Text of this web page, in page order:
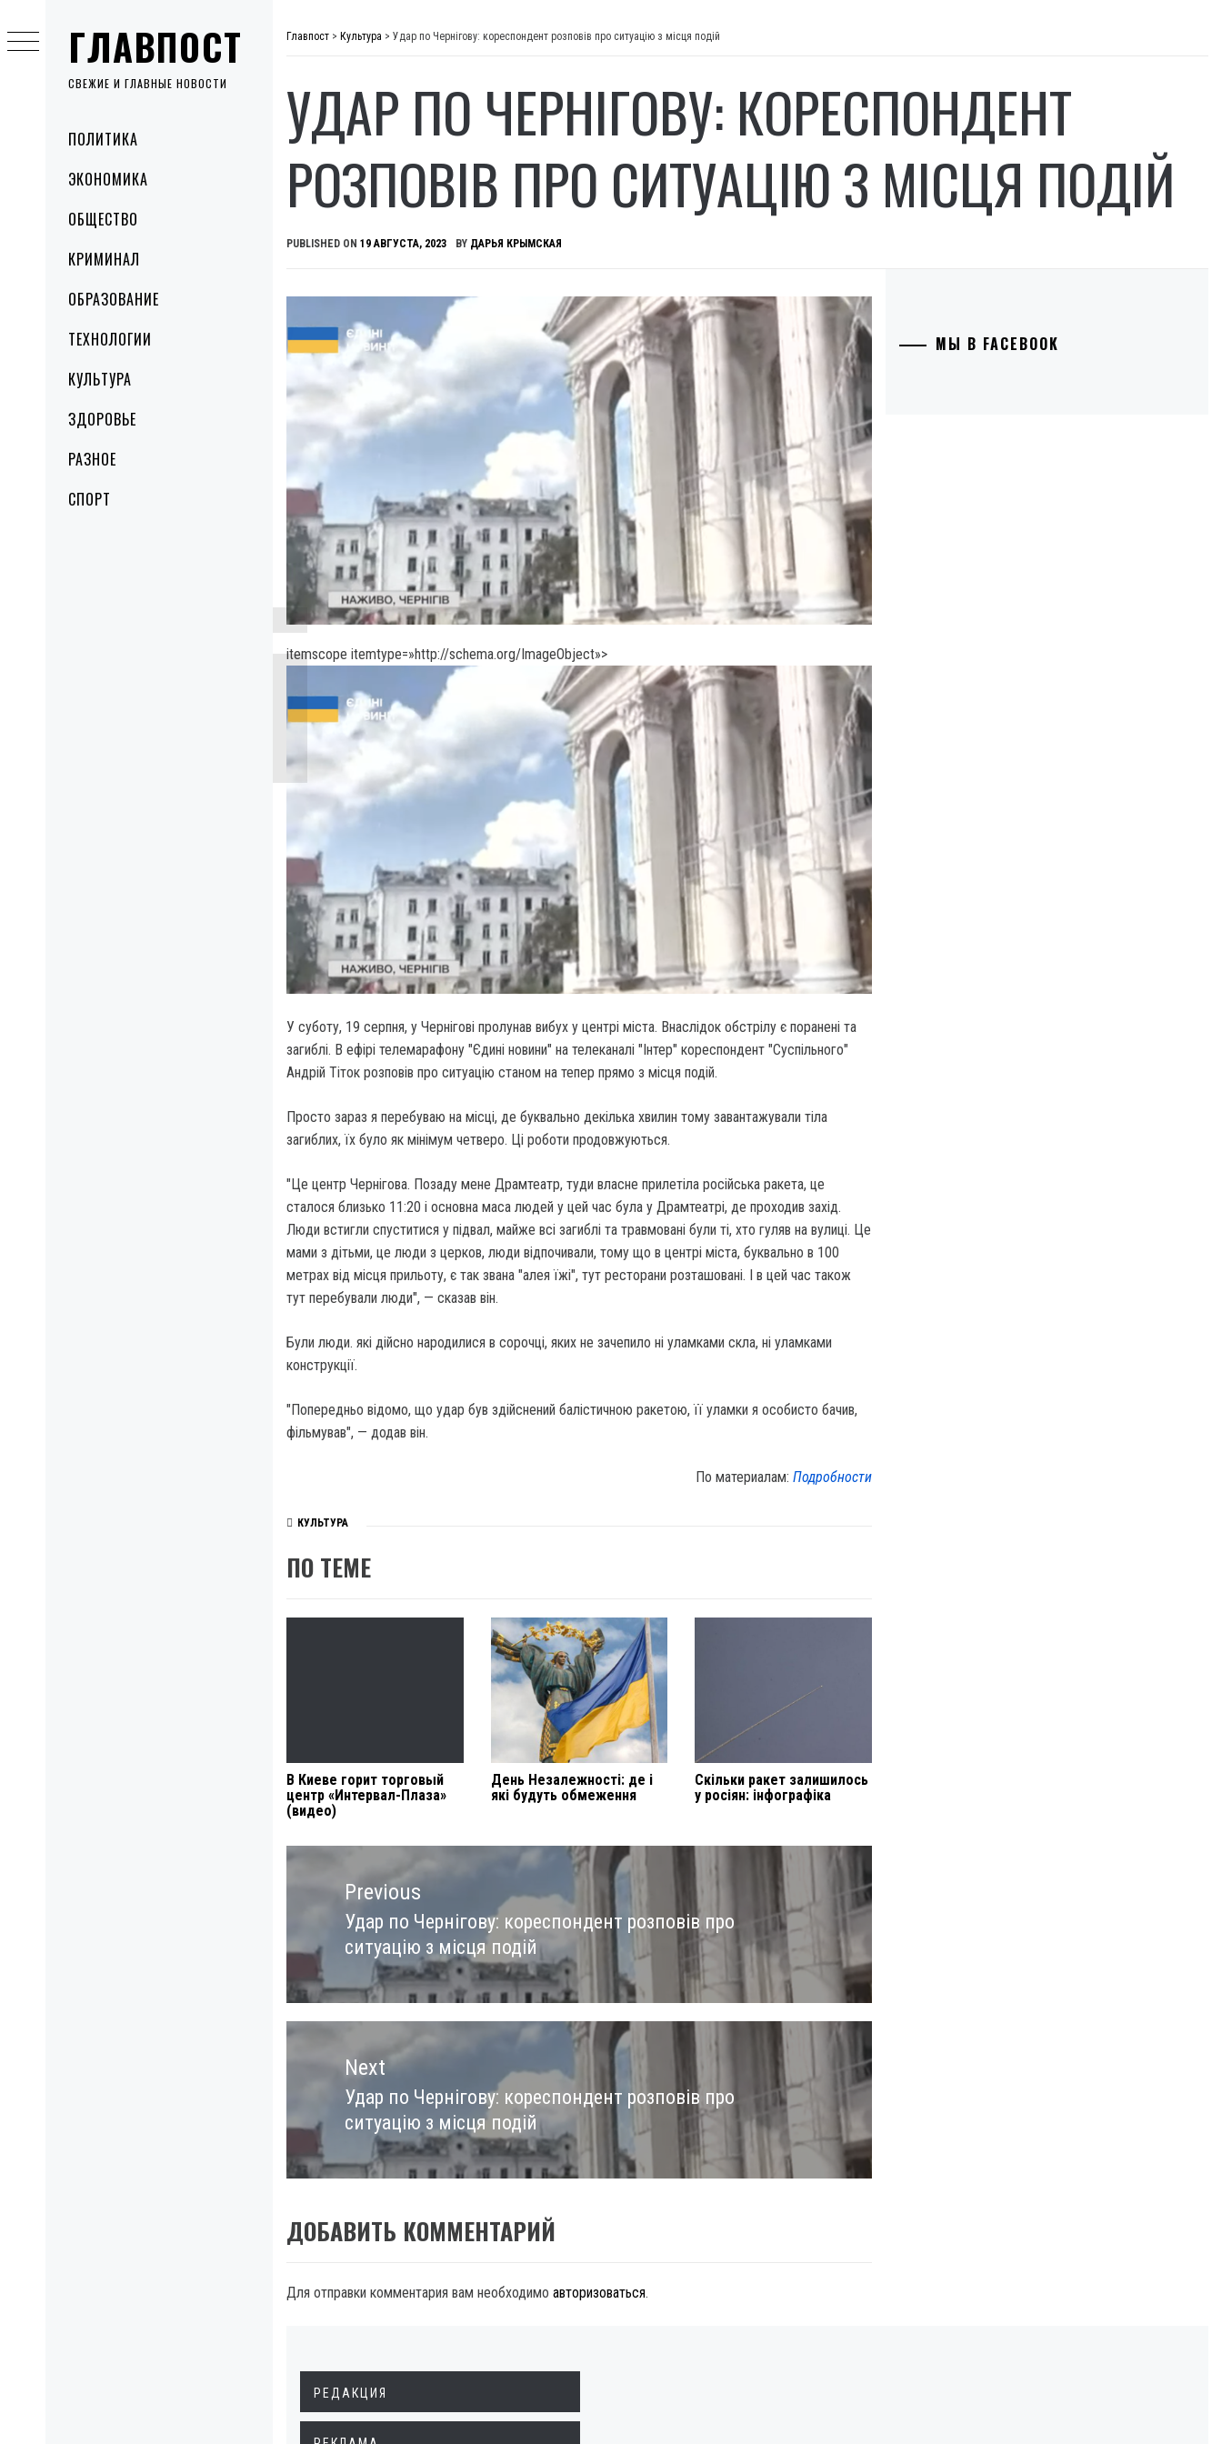
ГЛАВПОСТ
СВЕЖИЕ И ГЛАВНЫЕ НОВОСТИ
MenuПОЛИТИКА
ЭКОНОМИКА
ОБЩЕСТВО
КРИМИНАЛ
ОБРАЗОВАНИЕ
ТЕХНОЛОГИИ
КУЛЬТУРА
ЗДОРОВЬЕ
РАЗНОЕ
СПОРТ
to
content
Главпост > Культура > Удар по Чернігову: кореспондент розповів про ситуацію з місця подій
УДАР ПО ЧЕРНІГОВУ: КОРЕСПОНДЕНТ
РОЗПОВІВ ПРО СИТУАЦІЮ З МІСЦЯ ПОДІЙ
PUBLISHED ON 19 АВГУСТА, 2023 BY ДАРЬЯ КРЫМСКАЯ
itemscope itemtype=»http://schema.org/ImageObject»>
У суботу, 19 серпня, у Чернігові пролунав вибух у центрі міста. Внаслідок обстрілу є поранені та
загиблі. В ефірі телемарафону "Єдині новини" на телеканалі "Інтер" кореспондент "Суспільного"
Андрій Тіток розповів про ситуацію станом на тепер прямо з місця подій.
Просто зараз я перебуваю на місці, де буквально декілька хвилин тому завантажували тіла
загиблих, їх було як мінімум четверо. Ці роботи продовжуються.
"Це центр Чернігова. Позаду мене Драмтеатр, туди власне прилетіла російська ракета, це
сталося близько 11:20 і основна маса людей у цей час була у Драмтеатрі, де проходив захід.
Люди встигли спуститися у підвал, майже всі загиблі та травмовані були ті, хто гуляв на вулиці. Це
мами з дітьми, це люди з церков, люди відпочивали, тому що в центрі міста, буквально в 100
метрах від місця прильоту, є так звана "алея їжі", тут ресторани розташовані. І в цей час також
тут перебували люди", — сказав він.
Були люди. які дійсно народилися в сорочці, яких не зачепило ні уламками скла, ні уламками
конструкції.
"Попередньо відомо, що удар був здійснений балістичною ракетою, її уламки я особисто бачив,
фільмував", — додав він.
По материалам:Подробности
КУЛЬТУРА
ПО ТЕМЕ
В Киеве горит торговый
центр «Интервал-Плаза»
(видео)
День Незалежності: де і
які будуть обмеження
Скільки ракет залишилось
у росіян: інфографіка
Навигация
записямPrevious
Previous
post:
Удар по Чернігову: кореспондент розповів про
ситуацію з місця подій
Next
Next
post:
Удар по Чернігову: кореспондент розповів про
ситуацію з місця подій
ДОБАВИТЬ КОММЕНТАРИЙ
Для отправки комментария вам необходимо авторизоваться.
МЫ В FACEBOOK
РЕДАКЦИЯ